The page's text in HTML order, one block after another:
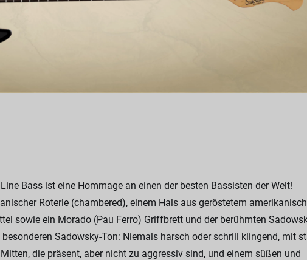
Bass ist eine Hommage an einen der besten Bassisten der Welt!
Roterle (chambered), einem Hals aus geröstetem
sowie ein Morado (Pau Ferro) Griffbrett und der berühmten
Sadowsky-Ton: Niemals harsch oder schrill klingend, mit
die präsent, aber nicht zu aggressiv sind, und einem süßen und